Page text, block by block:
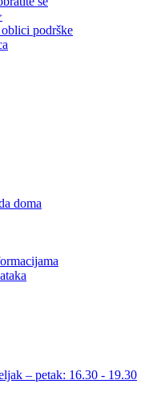
podrške
doma
– petak: 16.30 - 19.30